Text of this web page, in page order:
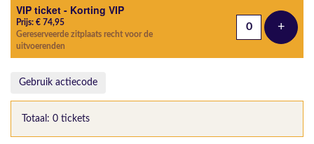
VIP ticket - Korting VIP
Prijs: € 74,95
Gereserveerde zitplaats recht voor de
uitvoerenden
+Voeg
Gebruik actiecode
Totaal: 0 tickets